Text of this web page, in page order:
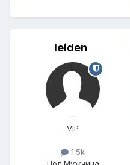
leiden
VIP
1.5k